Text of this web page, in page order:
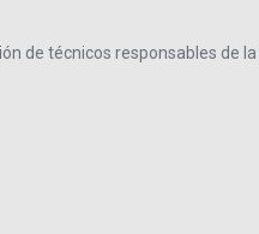
de técnicos responsables